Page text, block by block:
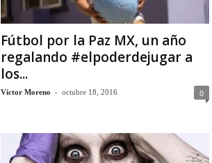
Fútbol por la Paz MX, un año
regalando #elpoderdejugar a
los...
Víctor Moreno - octubre 18, 2016 0